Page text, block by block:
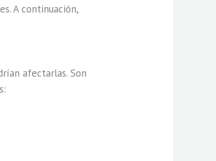
A continuación,
afectarlas. Son